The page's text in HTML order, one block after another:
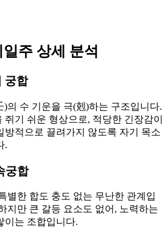
일주 상세 분석
궁합
)의 수 기운을 극(剋)하는 구조입니다.
기 쉬운 형상으로, 적당한 긴장감이
방적으로 끌려가지 않도록 자기 목소
.
궁합
별한 합도 충도 없는 무난한 관계입
지만 큰 갈등 요소도 없어, 노력하는
이는 조합입니다.